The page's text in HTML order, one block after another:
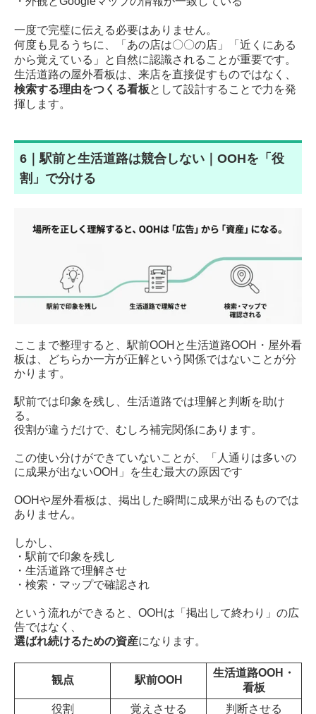
一度で完璧に伝える必要はありません。
何度も見るうちに、「あの店は〇〇の店」「近くにある
から覚えている」と自然に認識されることが重要です。
生活道路の屋外看板は、来店を直接促すものではなく、
検索する理由をつくる看板として設計することで力を発
揮します。
6｜駅前と生活道路は競合しない｜OOHを「役
割」で分ける
ここまで整理すると、駅前OOHと生活道路OOH・屋外看
板は、どちらか一方が正解という関係ではないことが分
かります。
駅前では印象を残し、 生活道路では理解と判断を助け
る。
役割が違うだけで、むしろ補完関係にあります。
この使い分けができていないことが、「人通りは多いの
に成果が出ないOOH」を生む最大の原因です
OOHや屋外看板は、掲出した瞬間に成果が出るものでは
ありません。
しかし、
・駅前で印象を残し
・生活道路で理解させ
・検索・マップで確認され
という流れができると、OOHは「掲出して終わり」の広
告ではなく、
選ばれ続けるための資産になります。
観点 駅前OOH
生活道路OOH・
看板
役割
覚えさせる 判断させる